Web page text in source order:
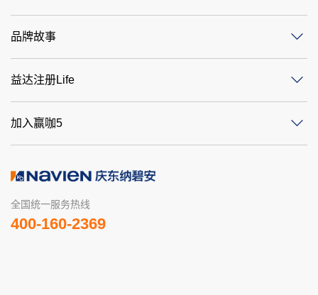
品牌故事
益达注册Life
加入赢咖5
全国统一服务热线
400-160-2369